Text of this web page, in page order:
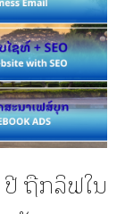
ຖືກລິຟໃນ